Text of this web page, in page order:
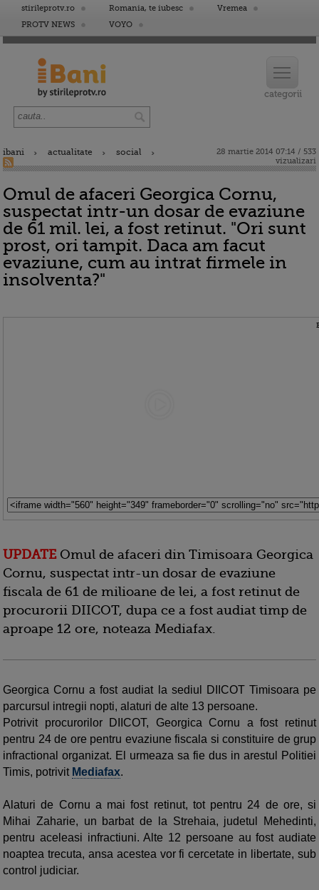
stirileprotv.ro Romania, te iubesc
Vremea
PROTV NEWS
VOYO
ibani actualitate social
28 martie 2014 07:14 / 533
vizualizari
Omul de afaceri Georgica Cornu,
suspectat intr-un dosar de evaziune
de 61 mil. lei, a fost retinut. "Ori sunt
prost, ori tampit. Daca am facut
evaziune, cum au intrat firmele in
insolventa?"
UPDATE Omul de afaceri din Timisoara Georgica
Cornu, suspectat intr-un dosar de evaziune
fiscala de 61 de milioane de lei, a fost retinut de
procurorii DIICOT, dupa ce a fost audiat timp de
aproape 12 ore, noteaza Mediafax.
Georgica Cornu a fost audiat la sediul DIICOT Timisoara pe
parcursul intregii nopti, alaturi de alte 13 persoane.
Potrivit procurorilor DIICOT, Georgica Cornu a fost retinut
pentru 24 de ore pentru evaziune fiscala si constituire de grup
infractional organizat. El urmeaza sa fie dus in arestul Politiei
Timis, potrivit Mediafax.
Alaturi de Cornu a mai fost retinut, tot pentru 24 de ore, si
Mihai Zaharie, un barbat de la Strehaia, judetul Mehedinti,
pentru aceleasi infractiuni. Alte 12 persoane au fost audiate
noaptea trecuta, ansa acestea vor fi cercetate in libertate, sub
control judiciar.